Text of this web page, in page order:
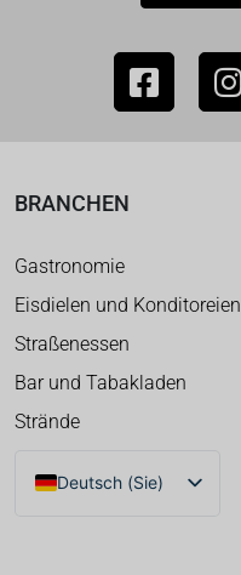
BRANCHEN
Gastronomie
Eisdielen und Konditoreien
Straßenessen
Bar und Tabakladen
Strände
Deutsch (Sie)